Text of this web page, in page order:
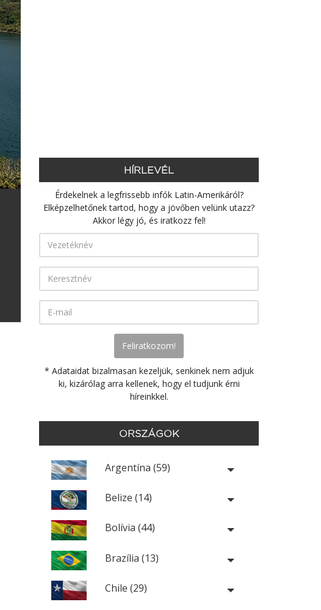
HÍRLEVÉL
Érdekelnek a legfrissebb infók Latin-Amerikáról?
Elképzelhetőnek tartod, hogy a jövőben velünk utazz?
Akkor légy jó, és iratkozz fel!
* Adataidat bizalmasan kezeljük, senkinek nem adjuk
ki, kizárólag arra kellenek, hogy el tudjunk érni
híreinkkel.
ORSZÁGOK
Argentína (59)
Belize (14)
Bolívia (44)
Brazília (13)
Chile (29)